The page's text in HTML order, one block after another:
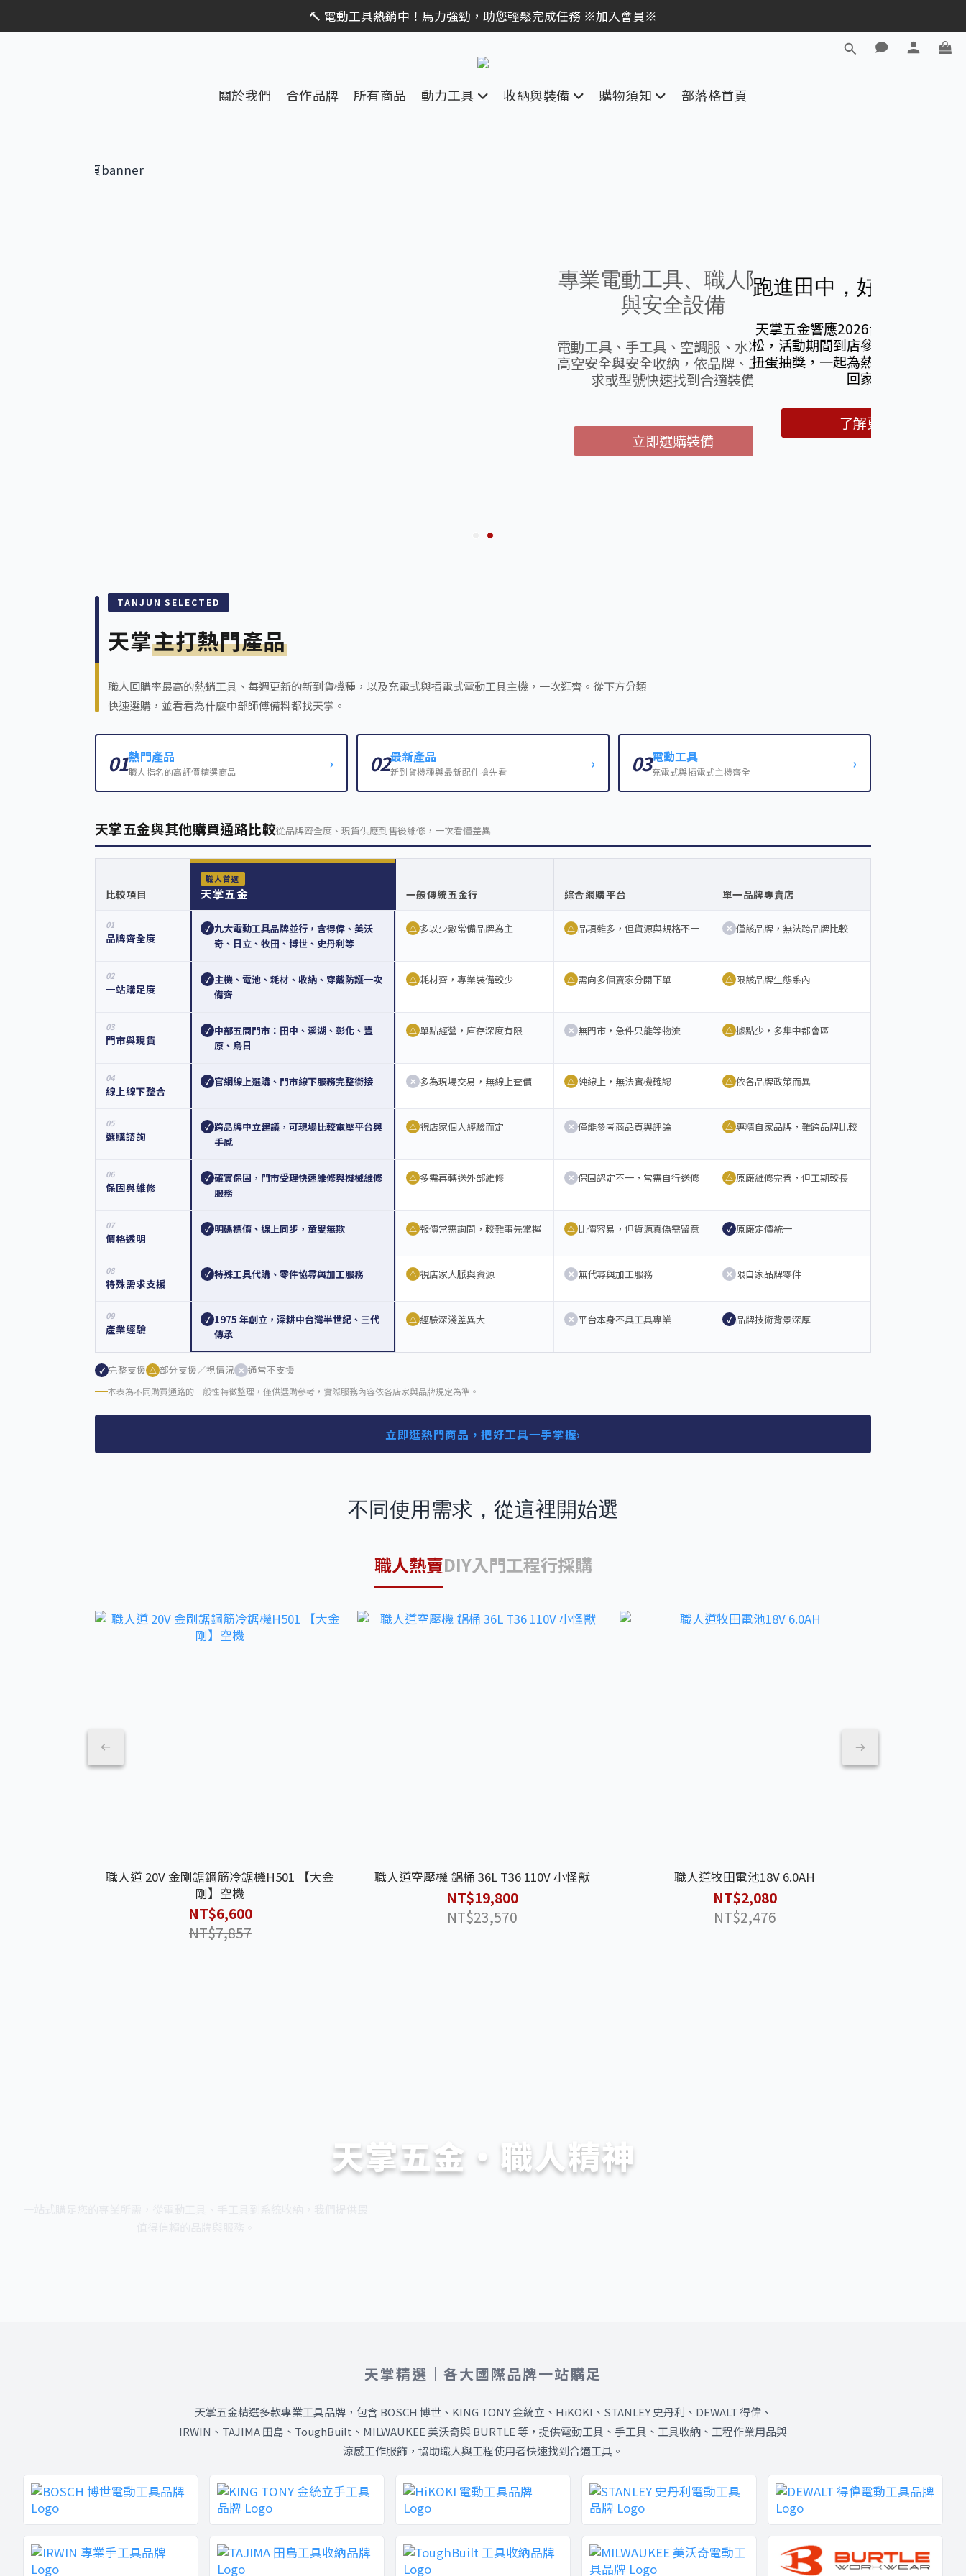
限時活動｜全館消費滿 NT$599 即享免運費，工具補貨趁現在！立即逛活動商品
🔨 電動工具熱銷中！馬力強勁，助您輕鬆完成任務 ※加入會員※
關於我們 合作品牌 所有商品 動力工具 收納與裝備 購物須知 部落格首頁
跑進田中，好運轉進天掌
天掌五金響應2026台灣米倉田中馬拉
松，活動期間到店參與數位福袋集點與
扭蛋抽獎，一起為熱情加油、把好運帶
回家。
了解更多
TANJUN SELECTED
天掌主打熱門產品
職人回購率最高的熱銷工具、每週更新的新到貨機種，以及充電式與插電式電動工具主機，一次逛齊。從下方分類
快速選購，並看看為什麼中部師傅備料都找天掌。
01熱門產品
職人指名的高評價精選商品 › 02最新產品
新到貨機種與最新配件搶先看 › 03電動工具
充電式與插電式主機齊全 ›
天掌五金與其他購買通路比較從品牌齊全度、現貨供應到售後維修，一次看懂差異
比較項目
職人首選
天掌五金 一般傳統五金行 綜合網購平台 單一品牌專賣店
01
品牌齊全度
✓ 九大電動工具品牌並行，含得偉、美沃
奇、日立、牧田、博世、史丹利等
△ 多以少數常備品牌為主 △ 品項雜多，但貨源與規格不一 ✕ 僅該品牌，無法跨品牌比較
02
一站購足度
✓ 主機、電池、耗材、收納、穿戴防護一次
備齊
△ 耗材齊，專業裝備較少 △ 需向多個賣家分開下單 △ 限該品牌生態系內
03
門市與現貨
✓ 中部五間門市：田中、溪湖、彰化、豐
原、烏日
△ 單點經營，庫存深度有限 ✕ 無門市，急件只能等物流 △ 據點少，多集中都會區
04
線上線下整合
✓ 官網線上選購、門市線下服務完整銜接 ✕ 多為現場交易，無線上查價 △ 純線上，無法實機確認 △ 依各品牌政策而異
05
選購諮詢
✓ 跨品牌中立建議，可現場比較電壓平台與
手感
△ 視店家個人經驗而定 ✕ 僅能參考商品頁與評論 △ 專精自家品牌，難跨品牌比較
06
保固與維修
✓ 確實保固，門市受理快速維修與機械維修
服務
△ 多需再轉送外部維修 ✕ 保固認定不一，常需自行送修 △ 原廠維修完善，但工期較長
07
價格透明
✓ 明碼標價、線上同步，童叟無欺 △ 報價常需詢問，較難事先掌握 △ 比價容易，但貨源真偽需留意 ✓ 原廠定價統一
08
特殊需求支援
✓ 特殊工具代購、零件協尋與加工服務 △ 視店家人脈與資源 ✕ 無代尋與加工服務 ✕ 限自家品牌零件
09
產業經驗
✓ 1975 年創立，深耕中台灣半世紀、三代
傳承
△ 經驗深淺差異大 ✕ 平台本身不具工具專業 ✓ 品牌技術背景深厚
✓ 完整支援 △ 部分支援／視情況 ✕ 通常不支援
本表為不同購買通路的一般性特徵整理，僅供選購參考，實際服務內容依各店家與品牌規定為準。
立即逛熱門商品，把好工具一手掌握›
不同使用需求，從這裡開始選
職人熱賣DIY入門工程行採購
職人道 20V 金剛鋸鋼筋冷鋸機H501 【大金
剛】空機
NT$6,600
NT$7,857
職人道空壓機 鋁桶 36L T36 110V 小怪獸
NT$19,800
NT$23,570
職人道牧田電池18V 6.0AH
NT$2,080
NT$2,476
天掌五金・職人精神
天掌精選｜各大國際品牌一站購足
天掌五金精選多款專業工具品牌，包含 BOSCH 博世、KING TONY 金統立、HiKOKI、STANLEY 史丹利、DEWALT 得偉、
IRWIN、TAJIMA 田島、ToughBuilt、MILWAUKEE 美沃奇與 BURTLE 等，提供電動工具、手工具、工具收納、工程作業用品與
涼感工作服飾，協助職人與工程使用者快速找到合適工具。